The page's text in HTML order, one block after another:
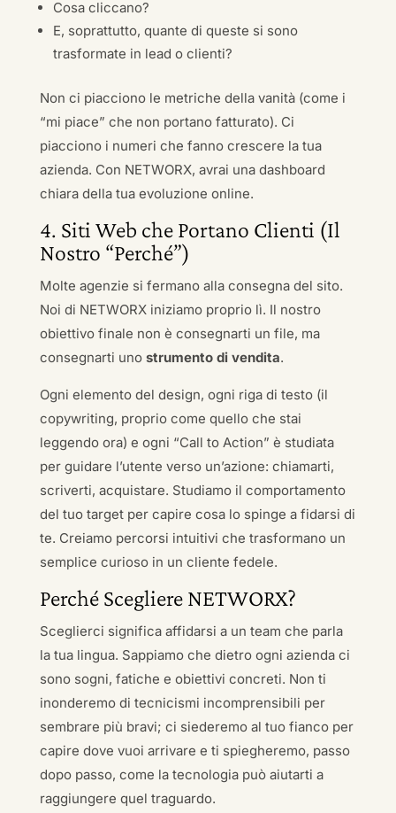
Cosa cliccano?
E, soprattutto, quante di queste si sono
trasformate in lead o clienti?
Non ci piacciono le metriche della vanità (come i
“mi piace” che non portano fatturato). Ci
piacciono i numeri che fanno crescere la tua
azienda. Con NETWORX, avrai una dashboard
chiara della tua evoluzione online.
4. Siti Web che Portano Clienti (Il
Nostro “Perché”)
Molte agenzie si fermano alla consegna del sito.
Noi di NETWORX iniziamo proprio lì. Il nostro
obiettivo finale non è consegnarti un file, ma
consegnarti uno strumento di vendita.
Ogni elemento del design, ogni riga di testo (il
copywriting, proprio come quello che stai
leggendo ora) e ogni “Call to Action” è studiata
per guidare l’utente verso un’azione: chiamarti,
scriverti, acquistare. Studiamo il comportamento
del tuo target per capire cosa lo spinge a fidarsi di
te. Creiamo percorsi intuitivi che trasformano un
semplice curioso in un cliente fedele.
Perché Scegliere NETWORX?
Sceglierci significa affidarsi a un team che parla
la tua lingua. Sappiamo che dietro ogni azienda ci
sono sogni, fatiche e obiettivi concreti. Non ti
inonderemo di tecnicismi incomprensibili per
sembrare più bravi; ci siederemo al tuo fianco per
capire dove vuoi arrivare e ti spiegheremo, passo
dopo passo, come la tecnologia può aiutarti a
raggiungere quel traguardo.